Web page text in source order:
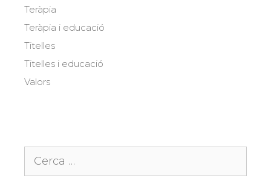
Teràpia
Teràpia i educació
Titelles
Titelles i educació
Valors